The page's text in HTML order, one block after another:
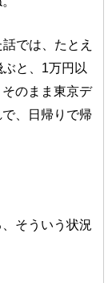
では、たとえ
と、1万円以
のまま東京デ
、日帰りで帰
そういう状況